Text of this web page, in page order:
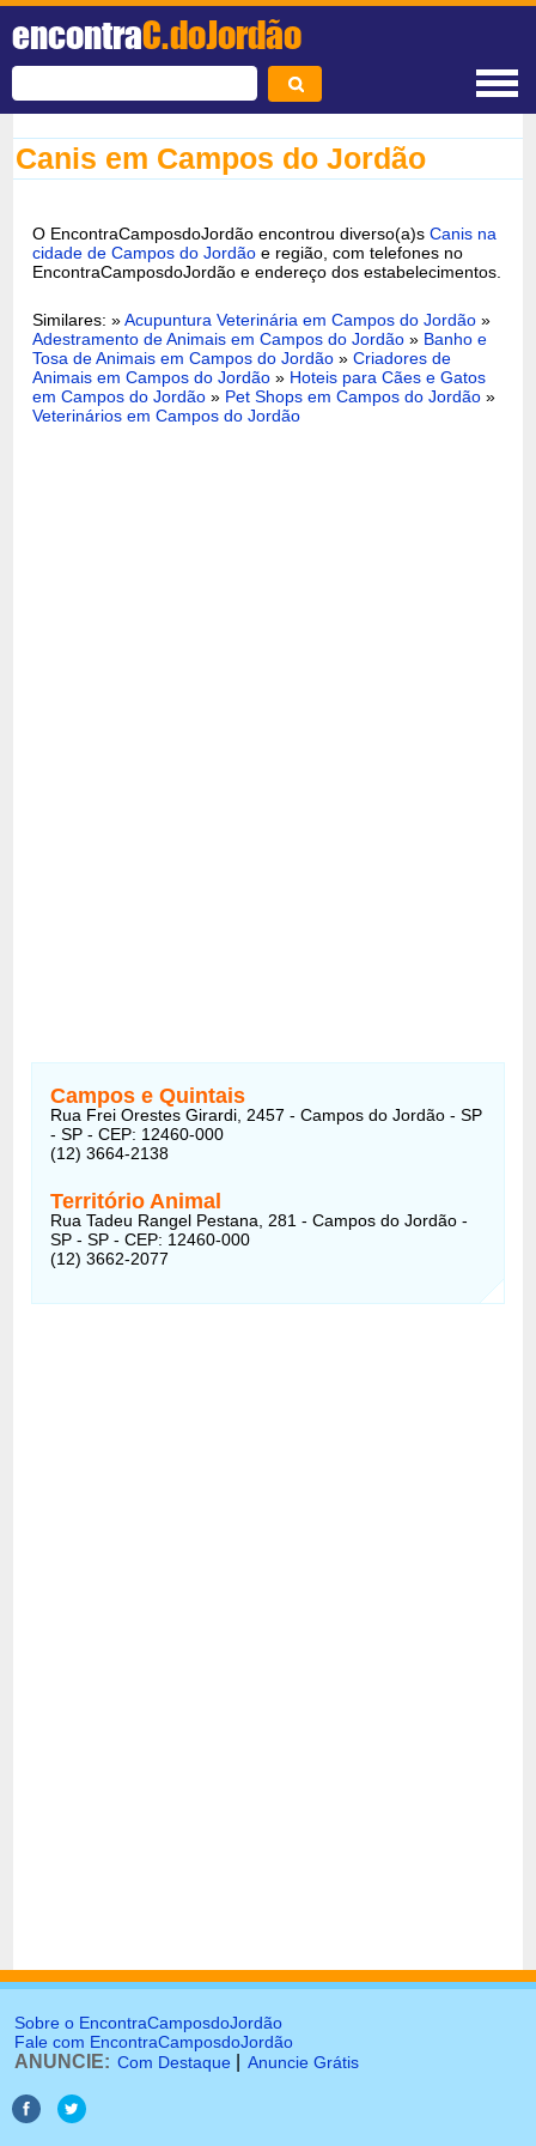
encontraC.doJordão
Canis em Campos do Jordão
O EncontraCamposdoJordão encontrou diverso(a)s Canis na
cidade de Campos do Jordão e região, com telefones no
EncontraCamposdoJordão e endereço dos estabelecimentos.
Similares: »Acupuntura Veterinária em Campos do Jordão »
Adestramento de Animais em Campos do Jordão » Banho e
Tosa de Animais em Campos do Jordão »Criadores de
Animais em Campos do Jordão » Hoteis para Cães e Gatos
em Campos do Jordão » Pet Shops em Campos do Jordão »
Veterinários em Campos do Jordão
Campos e Quintais
Rua Frei Orestes Girardi, 2457 - Campos do Jordão - SP
- SP - CEP: 12460-000
(12) 3664-2138
Território Animal
Rua Tadeu Rangel Pestana, 281 - Campos do Jordão -
SP - SP - CEP: 12460-000
(12) 3662-2077
Sobre o EncontraCamposdoJordão
Fale com EncontraCamposdoJordão
ANUNCIE: Com Destaque Anuncie Grátis